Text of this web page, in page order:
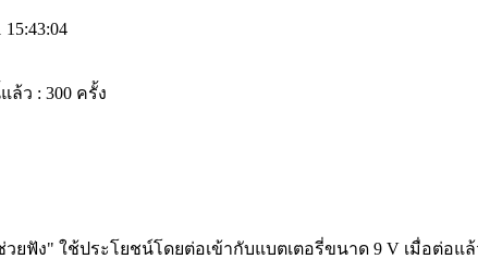
ล้ว : 300 ครั้ง
ฟัง" ใช้ประโยชน์โดยต่อเข้ากับแบตเตอรี่ขนาด 9 V เมื่อต่อแ